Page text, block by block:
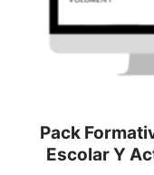
Pack
Escolar Y